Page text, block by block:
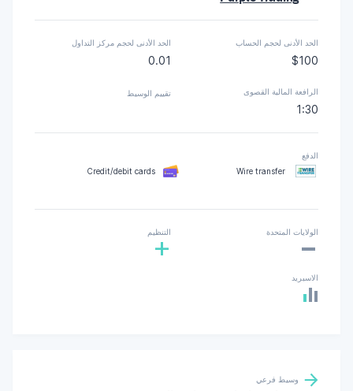
الحد الأدنى لحجم الحساب
$100
الحد الأدنى لحجم مركز التداول
0.01
الرافعة المالية القصوى
1:30
تقييم الوسيط
الدفع
Wire transfer
Credit/debit cards
الولايات المتحدة
- التنظيم
+
الاسبريد
وسيط فرعي